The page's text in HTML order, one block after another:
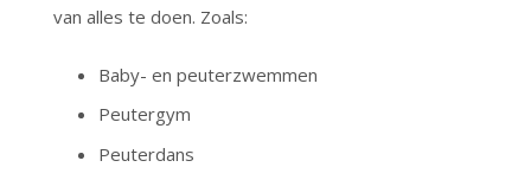
van alles te doen. Zoals:
Baby- en peuterzwemmen
Peutergym
Peuterdans